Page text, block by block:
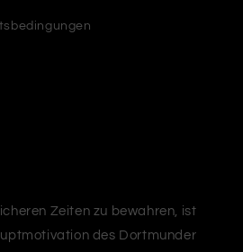
Zeiten zu bewahren, ist
des Dortmunder